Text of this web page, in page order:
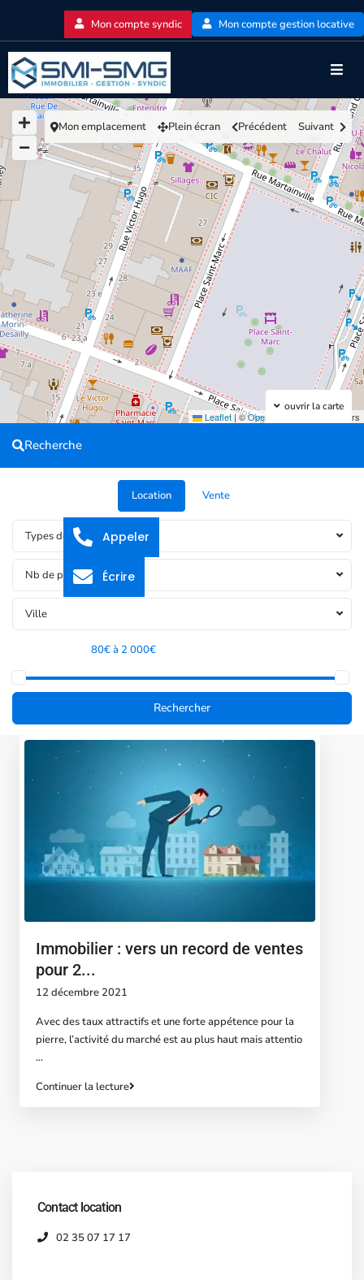
Mon compte syndic Mon compte gestion locative
Leaflet |©OpenStreetMap contributors
ouvrir la carte
Mon emplacement Plein écran Précédent Suivant
Recherche
Location Vente
Types de bien
Nb de pièces
Ville
80€ à 2 000€
Immobilier : vers un record de ventes
pour 2...
12 décembre 2021
Avec des taux attractifs et une forte appétence pour la
pierre, l’activité du marché est au plus haut mais attentio
...
Continuer la lecture
Contact location
02 35 07 17 17
Appeler
Écrire